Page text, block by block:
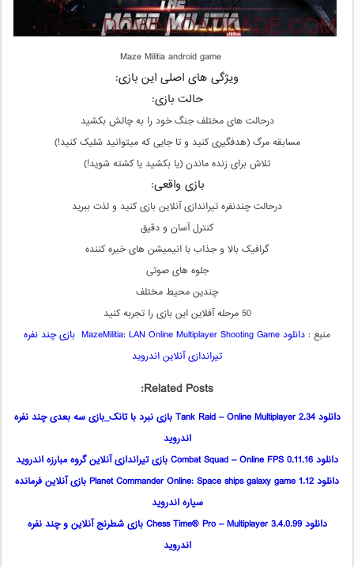
Maze Militia android game
ویژگی های اصلی این بازی:
حالت بازی:
درحالت های مختلف جنگ خود را به چالش بکشید
مسابقه مرگ (هدفگیری کنید و تا جایی که میتوانید شلیک کنید!)
تلاش برای زنده ماندن (یا بکشید یا کشته شوید!)
بازی واقعی:
درحالت چندنفره تیراندازی آنلاین بازی کنید و لذت ببرید
کنترل آسان و دقیق
گرافیک بالا و جذاب با انیمیشن های خیره کننده
جلوه های صوتی
چندین محیط مختلف
50 مرحله آفلاین این بازی را تجربه کنید
منبع :
دانلود MazeMilitia: LAN Online Multiplayer Shooting Game بازی چند نفره
تیراندازی آنلاین اندروید
Related Posts:
دانلود Tank Raid – Online Multiplayer 2.34 بازی نبرد با تانک_بازی سه بعدی چند نفره
اندروید
دانلود Combat Squad – Online FPS 0.11.16 بازی تیراندازی آنلاین گروه مبارزه اندروید
دانلود Planet Commander Online: Space ships galaxy game 1.12 بازی آنلاین فرمانده
سیاره اندروید
دانلود Chess Time® Pro – Multiplayer 3.4.0.99 بازی شطرنج آنلاین و چند نفره
اندروید